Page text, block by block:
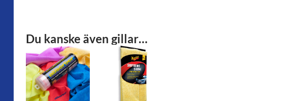
Du kanske även gillar…